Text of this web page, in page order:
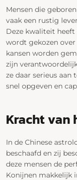
Mensen die
vaak een rustig
Deze kwaliteit
wordt gekozen over
kansen worden
zijn
ze daar serieus aan
snel opgeven en
Kracht van
In de Chinese
beschaafd en zij
deze mensen de
Konijnen makkelijk